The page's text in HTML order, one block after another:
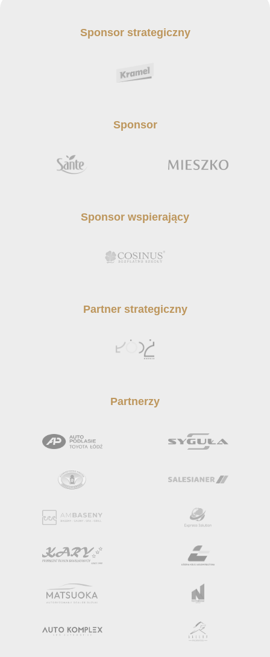
Sponsor strategiczny
Sponsor
Sponsor wspierający
Partner strategiczny
Partnerzy